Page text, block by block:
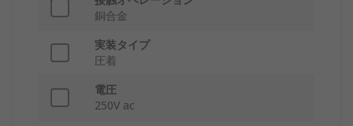
銅合金
実装タイプ
圧着
電圧
250V ac